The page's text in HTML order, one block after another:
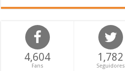
4,604
Fans
1,782
Seguidores